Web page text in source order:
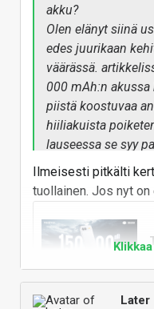
akku?
Olen elänyt siinä
edes juurikaan
väärässä.
000 mAh:n akussa
piistä koostuvaa
hiiliakuista
lauseessa se syy
ihan
Tässä vaiheessa
tuleeko näitä
spekseillä.
Ilmeisesti pitkälti
tuollainen. Jos nyt
Later